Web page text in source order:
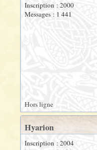
Inscription : 2000
Messages : 1 441
Hors ligne
Hyarion
Inscription : 2004